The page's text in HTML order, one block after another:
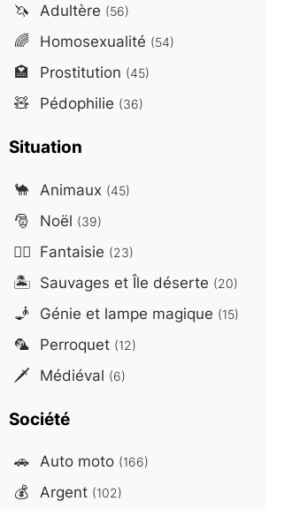
🦄 Adultère (56)
🌈 Homosexualité (54)
🏩 Prostitution (45)
🧸 Pédophilie (36)
Situation
🐪 Animaux (45)
🎅 Noël (39)
🧙‍♂️ Fantaisie (23)
🏝️ Sauvages et Île déserte (20)
🧞 Génie et lampe magique (15)
🦜 Perroquet (12)
🗡️ Médiéval (6)
Société
🚗 Auto moto (166)
💰 Argent (102)